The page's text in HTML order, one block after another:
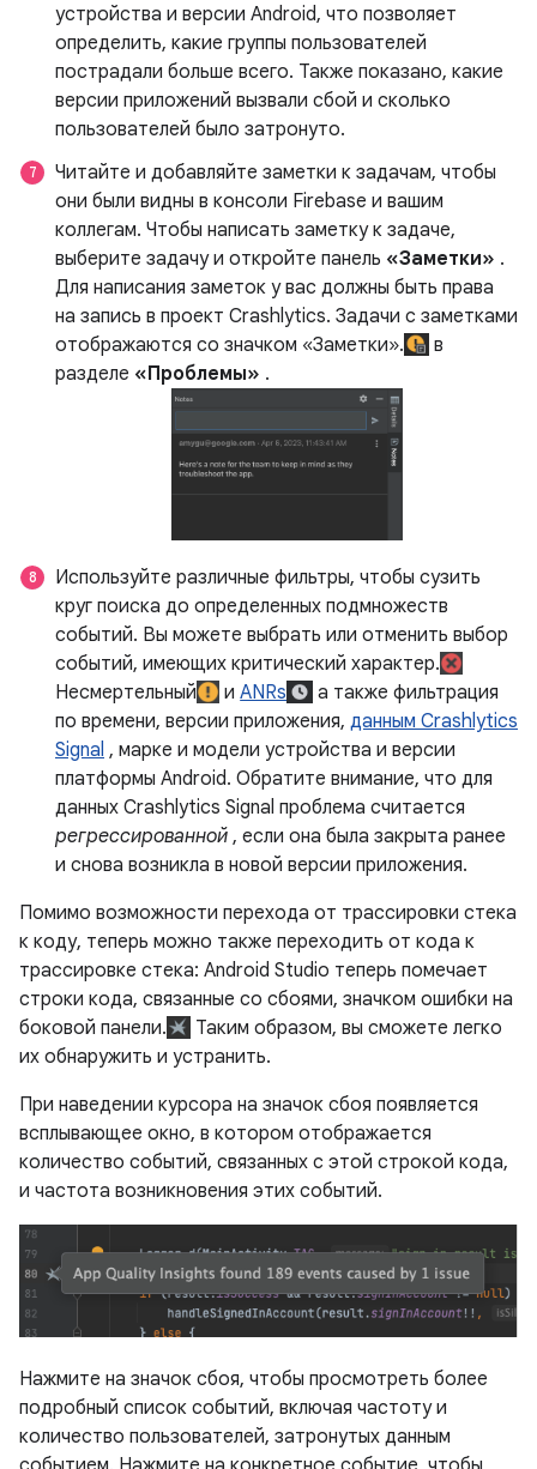
устройства и версии Android, что позволяет
определить, какие группы пользователей
пострадали больше всего. Также показано, какие
версии приложений вызвали сбой и сколько
пользователей было затронуто.
Читайте и добавляйте заметки к задачам, чтобы
они были видны в консоли Firebase и вашим
коллегам. Чтобы написать заметку к задаче,
выберите задачу и откройте панель «Заметки» .
Для написания заметок у вас должны быть права
на запись в проект Crashlytics. Задачи с заметками
отображаются со значком «Заметки».
в
разделе «Проблемы» .
Используйте различные фильтры, чтобы сузить
круг поиска до определенных подмножеств
событий. Вы можете выбрать или отменить выбор
событий, имеющих критический характер.
Несмертельный
иANRs
а также фильтрация
по времени, версии приложения, данным Crashlytics
Signal , марке и модели устройства и версии
платформы Android. Обратите внимание, что для
данных Crashlytics Signal проблема считается
регрессированной , если она была закрыта ранее
и снова возникла в новой версии приложения.
Помимо возможности перехода от трассировки стека
к коду, теперь можно также переходить от кода к
трассировке стека: Android Studio теперь помечает
строки кода, связанные со сбоями, значком ошибки на
боковой панели.
Таким образом, вы сможете легко
их обнаружить и устранить.
При наведении курсора на значок сбоя появляется
всплывающее окно, в котором отображается
количество событий, связанных с этой строкой кода,
и частота возникновения этих событий.
Нажмите на значок сбоя, чтобы просмотреть более
подробный список событий, включая частоту и
количество пользователей, затронутых данным